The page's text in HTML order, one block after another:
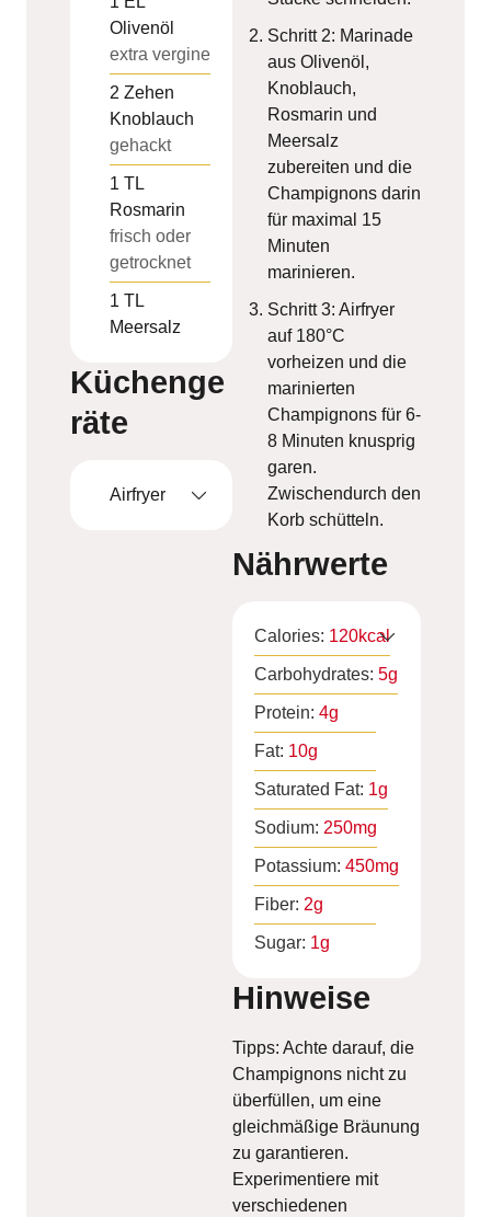
Olivenöl
extra vergine
2 Zehen
Knoblauch
gehackt
1 TL
Rosmarin
frisch oder
getrocknet
1 TL
Meersalz
Küchenge
räte
Airfryer
Schritt 2: Marinade
aus Olivenöl,
Knoblauch,
Rosmarin und
Meersalz
zubereiten und die
Champignons darin
für maximal 15
Minuten
marinieren.
Schritt 3: Airfryer
auf 180°C
vorheizen und die
marinierten
Champignons für 6-
8 Minuten knusprig
garen.
Zwischendurch den
Korb schütteln.
Nährwerte
Calories: 120kcal
Carbohydrates: 5g
Protein: 4g
Fat: 10g
Saturated Fat: 1g
Sodium: 250mg
Potassium: 450mg
Fiber: 2g
Sugar: 1g
Hinweise
Tipps: Achte darauf, die
Champignons nicht zu
überfüllen, um eine
gleichmäßige Bräunung
zu garantieren.
Experimentiere mit
verschiedenen